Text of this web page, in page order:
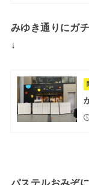
みゆき通りにガ
↓
パステルおみぞ